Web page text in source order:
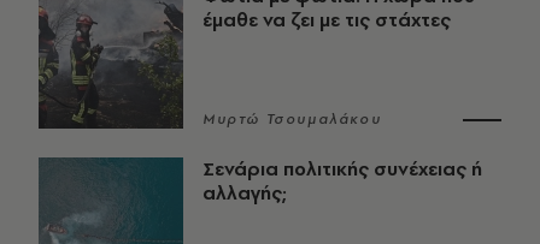
έμαθε να ζει με τις στάχτες
Μυρτώ Τσουμαλάκου
Σενάρια πολιτικής συνέχειας ή
αλλαγής;